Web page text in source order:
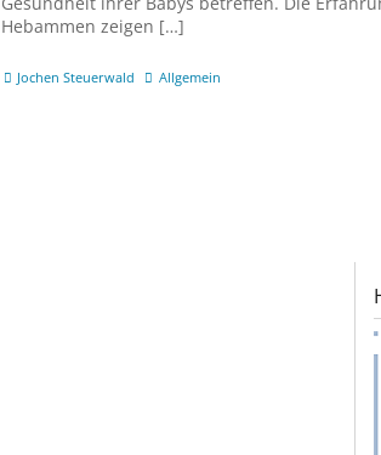
Hebammen zeigen […]
Jochen Steuerwald Allgemein